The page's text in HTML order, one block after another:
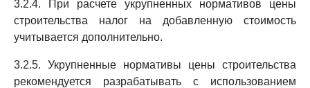
3.2.4. При расчете укрупненных нормативов цены
строительства налог на добавленную стоимость
учитывается дополнительно.
3.2.5. Укрупненные нормативы цены строительства
рекомендуется разрабатывать с использованием